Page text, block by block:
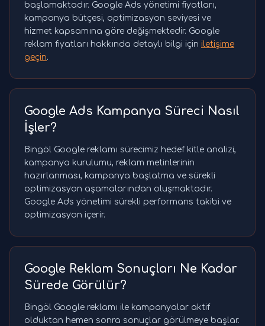
başlamaktadır. Google Ads yönetimi fiyatları,
kampanya bütçesi, optimizasyon seviyesi ve
hizmet kapsamına göre değişmektedir. Google
reklam fiyatları hakkında detaylı bilgi için iletişime
geçin.
Google Ads Kampanya Süreci Nasıl
İşler?
Bingöl Google reklamı sürecimiz hedef kitle analizi,
kampanya kurulumu, reklam metinlerinin
hazırlanması, kampanya başlatma ve sürekli
optimizasyon aşamalarından oluşmaktadır.
Google Ads yönetimi sürekli performans takibi ve
optimizasyon içerir.
Google Reklam Sonuçları Ne Kadar
Sürede Görülür?
Bingöl Google reklamı ile kampanyalar aktif
olduktan hemen sonra sonuçlar görülmeye başlar.